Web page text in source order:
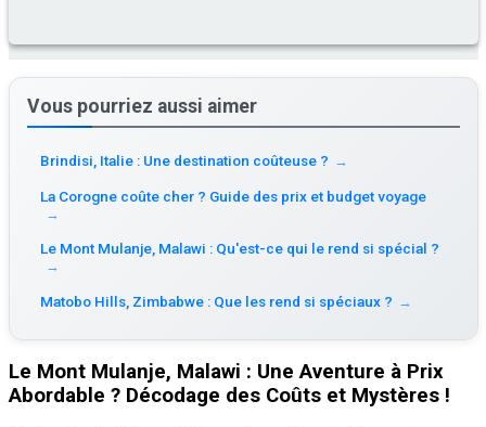
Vous pourriez aussi aimer
Brindisi, Italie : Une destination coûteuse ? →
La Corogne coûte cher ? Guide des prix et budget voyage
→
Le Mont Mulanje, Malawi : Qu'est-ce qui le rend si spécial ?
→
Matobo Hills, Zimbabwe : Que les rend si spéciaux ? →
Le Mont Mulanje, Malawi : Une Aventure à Prix
Abordable ? Décodage des Coûts et Mystères !